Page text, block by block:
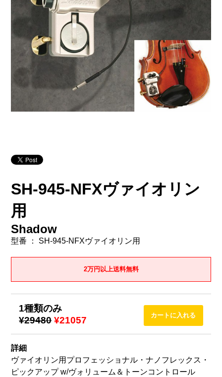
SH-945-NFXヴァイオリン
用
Shadow
型番 ： SH-945-NFXヴァイオリン用
2万円以上送料無料
1種類のみ
¥29480 ¥21057
詳細
ヴァイオリン用プロフェッショナル・ナノフレックス・
ピックアップ w/ヴォリューム＆トーンコントロール